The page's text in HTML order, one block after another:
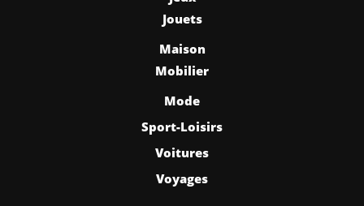
Jouets
Maison
Mobilier
Mode
Sport-Loisirs
Voitures
Voyages